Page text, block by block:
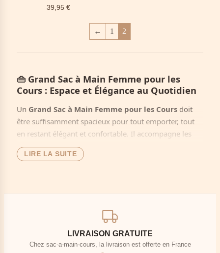
39,95 €
← 1 2
👜 Grand Sac à Main Femme pour les
Cours : Espace et Élégance au Quotidien
Un Grand Sac à Main Femme pour les Cours doit
être suffisamment spacieux pour tout emporter, tout
en restant élégant et confortable. Il accompagne les
étudiantes, les lycéennes et les femmes actives entre le
lycée, la fac, le bureau et les sorties.
effets de travail, sans multiplier les sacs. Pour
notre collectionsac de cours femme.
LIRE LA SUITE
LIVRAISON GRATUITE
Chez sac-a-main-cours, la livraison est offerte en France